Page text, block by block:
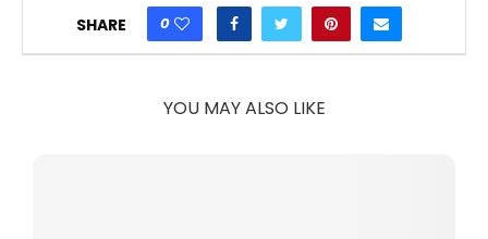
SHARE 0
YOU MAY ALSO LIKE